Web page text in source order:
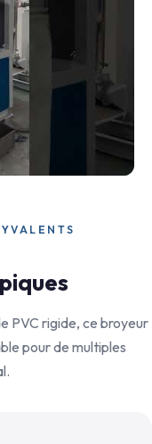
PVC rigide, ce broyeur
pour de multiples